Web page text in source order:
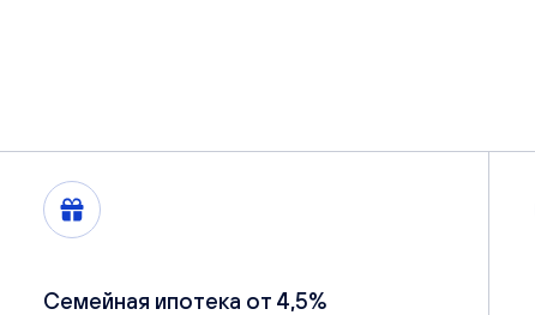
Семейная ипотека от 4,5%